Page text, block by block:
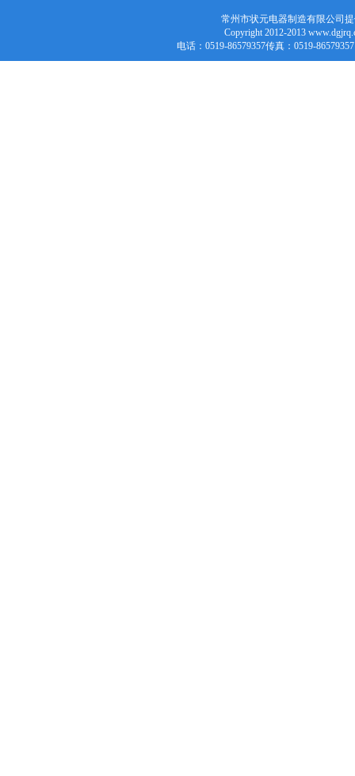
常州市状元电器制造有限公司
Copyright 2012-2013
电话：0519-86579357传真：0519-